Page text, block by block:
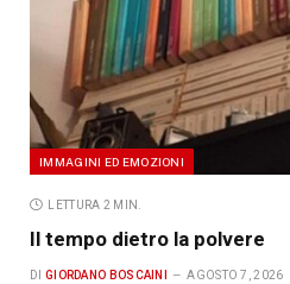
IMMAGINI ED EMOZIONI
LETTURA 2 MIN.
Il tempo dietro la polvere
DI GIORDANO BOSCAINI AGOSTO 7, 2026